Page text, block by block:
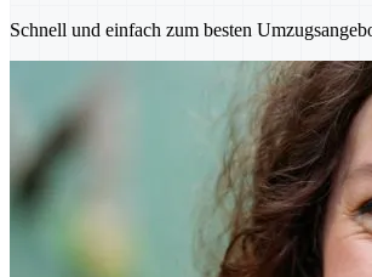
Schnell und einfach zum besten